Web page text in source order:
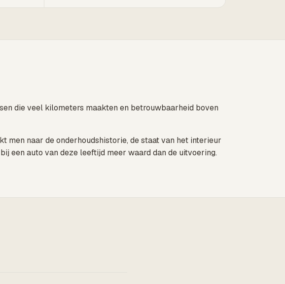
die veel kilometers maakten en betrouwbaarheid boven
men naar de onderhoudshistorie, de staat van het interieur
een auto van deze leeftijd meer waard dan de uitvoering.